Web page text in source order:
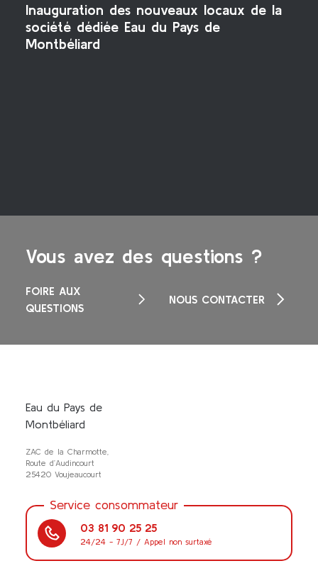
Inauguration des nouveaux locaux de la
société dédiée Eau du Pays de
Montbéliard
Vous avez des questions ?
FOIRE AUX
QUESTIONS
NOUS CONTACTER
Eau du Pays de
Montbéliard
ZAC de la Charmotte,
Route d’Audincourt
25420 Voujeaucourt
Service consommateur
03 81 90 25 25
24/24 - 7J/7 / Appel non surtaxé